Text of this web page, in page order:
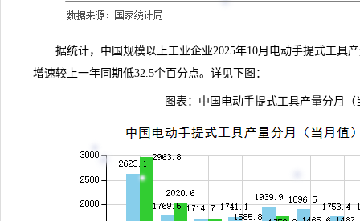
据统计，中国规模以上工业企业2025年10月电动手提式工具
增速较上一年同期低32.5个百分点。详见下图：
图表：中国电动手提式工具产量分月（